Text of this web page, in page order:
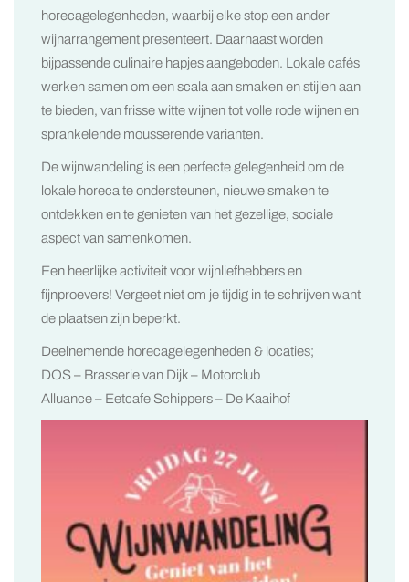
horecagelegenheden, waarbij elke stop een ander
wijnarrangement presenteert. Daarnaast worden
bijpassende culinaire hapjes aangeboden. Lokale cafés
werken samen om een scala aan smaken en stijlen aan
te bieden, van frisse witte wijnen tot volle rode wijnen en
sprankelende mousserende varianten.
De wijnwandeling is een perfecte gelegenheid om de
lokale horeca te ondersteunen, nieuwe smaken te
ontdekken en te genieten van het gezellige, sociale
aspect van samenkomen.
Een heerlijke activiteit voor wijnliefhebbers en
fijnproevers! Vergeet niet om je tijdig in te schrijven want
de plaatsen zijn beperkt.
Deelnemende horecagelegenheden & locaties;
DOS – Brasserie van Dijk – Motorclub
Alluance – Eetcafe Schippers – De Kaaihof